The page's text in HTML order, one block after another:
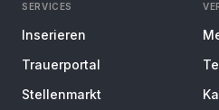
SERVICES
Inserieren
Trauerportal
Stellenmarkt